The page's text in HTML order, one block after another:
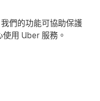
們的功能可協助保護
用 Uber 服務。